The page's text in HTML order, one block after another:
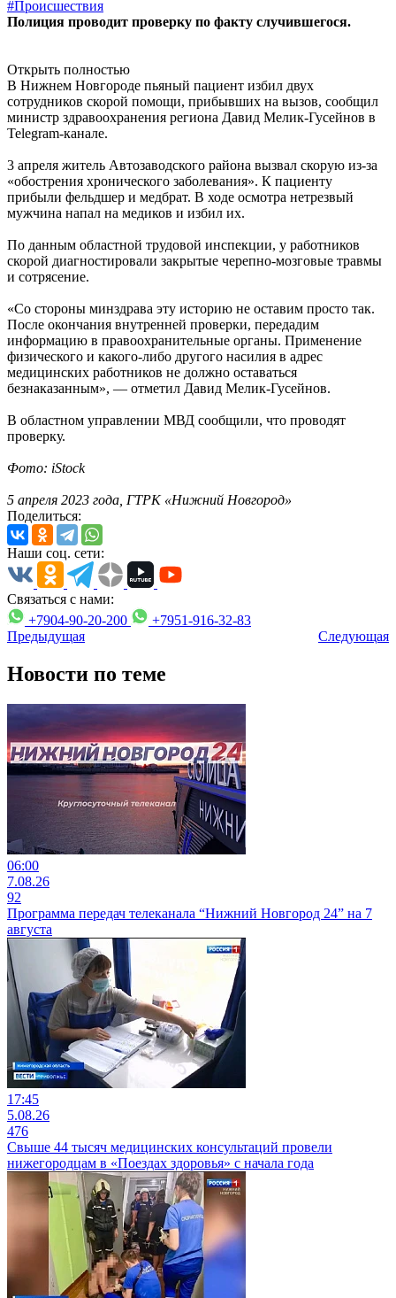
#Происшествия
Полиция проводит проверку по факту случившегося.
Открыть полностью
В Нижнем Новгороде пьяный пациент избил двух
сотрудников скорой помощи, прибывших на вызов, сообщил
министр здравоохранения региона Давид Мелик-Гусейнов в
Telegram-канале.
3 апреля житель Автозаводского района вызвал скорую из-за
«обострения хронического заболевания». К пациенту
прибыли фельдшер и медбрат. В ходе осмотра нетрезвый
мужчина напал на медиков и избил их.
По данным областной трудовой инспекции, у работников
скорой диагностировали закрытые черепно-мозговые травмы
и сотрясение.
«Со стороны минздрава эту историю не оставим просто так.
После окончания внутренней проверки, передадим
информацию в правоохранительные органы. Применение
физического и какого-либо другого насилия в адрес
медицинских работников не должно оставаться
безнаказанным», — отметил Давид Мелик-Гусейнов.
В областном управлении МВД сообщили, что проводят
проверку.
Фото: iStock
5 апреля 2023 года, ГТРК «Нижний Новгород»
Поделиться:
Наши соц. сети:
Связаться с нами:
+7904-90-20-200
+7951-916-32-83
Предыдущая
Следующая
Новости по теме
06:00
7.08.26
92
Программа передач телеканала “Нижний Новгород 24” на 7
августа
17:45
5.08.26
476
Свыше 44 тысяч медицинских консультаций провели
нижегородцам в «Поездах здоровья» с начала года